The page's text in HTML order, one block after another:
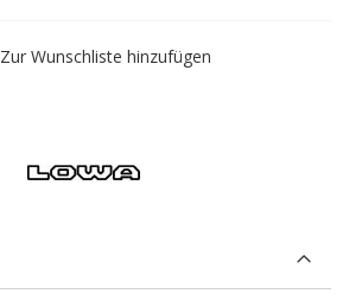
Zur Wunschliste hinzufügen